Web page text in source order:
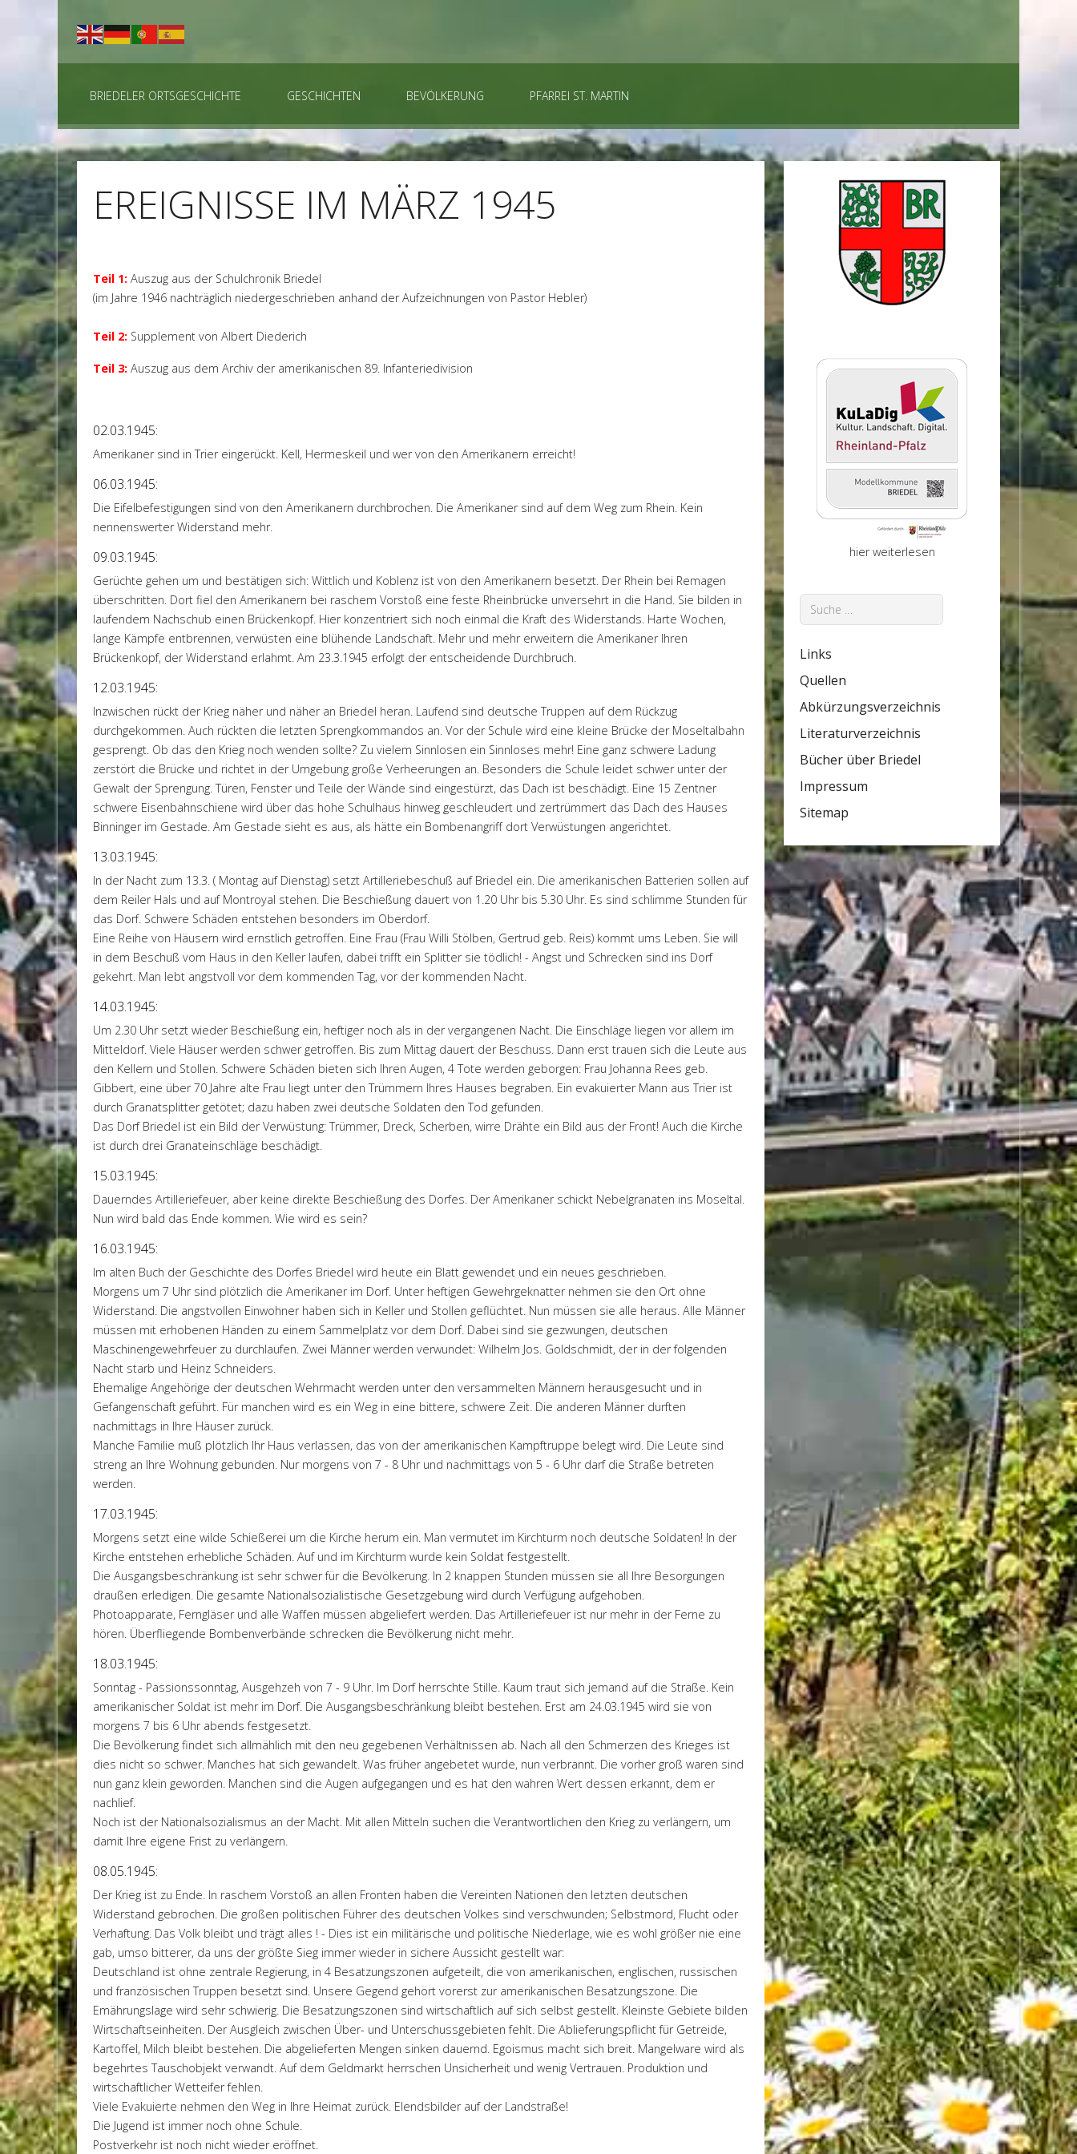
BRIEDELER ORTSGESCHICHTE GESCHICHTEN BEVÖLKERUNG PFARREI ST. MARTIN
EREIGNISSE IM MÄRZ 1945
Teil 1: Auszug aus der Schulchronik Briedel
(im Jahre 1946 nachträglich niedergeschrieben anhand der Aufzeichnungen von Pastor Hebler)
Teil 2: Supplement von Albert Diederich
Teil 3: Auszug aus dem Archiv der amerikanischen 89. Infanteriedivision
02.03.1945:
Amerikaner sind in Trier eingerückt. Kell, Hermeskeil und wer von den Amerikanern erreicht!
06.03.1945:
Die Eifelbefestigungen sind von den Amerikanern durchbrochen. Die Amerikaner sind auf dem Weg zum Rhein. Kein
nennenswerter Widerstand mehr.
09.03.1945:
Gerüchte gehen um und bestätigen sich: Wittlich und Koblenz ist von den Amerikanern besetzt. Der Rhein bei Remagen
überschritten. Dort fiel den Amerikanern bei raschem Vorstoß eine feste Rheinbrücke unversehrt in die Hand. Sie bilden in
laufendem Nachschub einen Brückenkopf. Hier konzentriert sich noch einmal die Kraft des Widerstands. Harte Wochen,
lange Kämpfe entbrennen, verwüsten eine blühende Landschaft. Mehr und mehr erweitern die Amerikaner Ihren
Brückenkopf, der Widerstand erlahmt. Am 23.3.1945 erfolgt der entscheidende Durchbruch.
12.03.1945:
Inzwischen rückt der Krieg näher und näher an Briedel heran. Laufend sind deutsche Truppen auf dem Rückzug
durchgekommen. Auch rückten die letzten Sprengkommandos an. Vor der Schule wird eine kleine Brücke der Moseltalbahn
gesprengt. Ob das den Krieg noch wenden sollte? Zu vielem Sinnlosen ein Sinnloses mehr! Eine ganz schwere Ladung
zerstört die Brücke und richtet in der Umgebung große Verheerungen an. Besonders die Schule leidet schwer unter der
Gewalt der Sprengung. Türen, Fenster und Teile der Wände sind eingestürzt, das Dach ist beschädigt. Eine 15 Zentner
schwere Eisenbahnschiene wird über das hohe Schulhaus hinweg geschleudert und zertrümmert das Dach des Hauses
Binninger im Gestade. Am Gestade sieht es aus, als hätte ein Bombenangriff dort Verwüstungen angerichtet.
13.03.1945:
In der Nacht zum 13.3. ( Montag auf Dienstag) setzt Artilleriebeschuß auf Briedel ein. Die amerikanischen Batterien sollen auf
dem Reiler Hals und auf Montroyal stehen. Die Beschießung dauert von 1.20 Uhr bis 5.30 Uhr. Es sind schlimme Stunden für
das Dorf. Schwere Schäden entstehen besonders im Oberdorf.
Eine Reihe von Häusern wird ernstlich getroffen. Eine Frau (Frau Willi Stölben, Gertrud geb. Reis) kommt ums Leben. Sie will
in dem Beschuß vom Haus in den Keller laufen, dabei trifft ein Splitter sie tödlich! - Angst und Schrecken sind ins Dorf
gekehrt. Man lebt angstvoll vor dem kommenden Tag, vor der kommenden Nacht.
14.03.1945:
Um 2.30 Uhr setzt wieder Beschießung ein, heftiger noch als in der vergangenen Nacht. Die Einschläge liegen vor allem im
Mitteldorf. Viele Häuser werden schwer getroffen. Bis zum Mittag dauert der Beschuss. Dann erst trauen sich die Leute aus
den Kellern und Stollen. Schwere Schäden bieten sich Ihren Augen, 4 Tote werden geborgen: Frau Johanna Rees geb.
Gibbert, eine über 70 Jahre alte Frau liegt unter den Trümmern Ihres Hauses begraben. Ein evakuierter Mann aus Trier ist
durch Granatsplitter getötet; dazu haben zwei deutsche Soldaten den Tod gefunden.
Das Dorf Briedel ist ein Bild der Verwüstung: Trümmer, Dreck, Scherben, wirre Drähte ein Bild aus der Front! Auch die Kirche
ist durch drei Granateinschläge beschädigt.
15.03.1945:
Dauerndes Artilleriefeuer, aber keine direkte Beschießung des Dorfes. Der Amerikaner schickt Nebelgranaten ins Moseltal.
Nun wird bald das Ende kommen. Wie wird es sein?
16.03.1945:
Im alten Buch der Geschichte des Dorfes Briedel wird heute ein Blatt gewendet und ein neues geschrieben.
Morgens um 7 Uhr sind plötzlich die Amerikaner im Dorf. Unter heftigen Gewehrgeknatter nehmen sie den Ort ohne
Widerstand. Die angstvollen Einwohner haben sich in Keller und Stollen geflüchtet. Nun müssen sie alle heraus. Alle Männer
müssen mit erhobenen Händen zu einem Sammelplatz vor dem Dorf. Dabei sind sie gezwungen, deutschen
Maschinengewehrfeuer zu durchlaufen. Zwei Männer werden verwundet: Wilhelm Jos. Goldschmidt, der in der folgenden
Nacht starb und Heinz Schneiders.
Ehemalige Angehörige der deutschen Wehrmacht werden unter den versammelten Männern herausgesucht und in
Gefangenschaft geführt. Für manchen wird es ein Weg in eine bittere, schwere Zeit. Die anderen Männer durften
nachmittags in Ihre Häuser zurück.
Manche Familie muß plötzlich Ihr Haus verlassen, das von der amerikanischen Kampftruppe belegt wird. Die Leute sind
streng an Ihre Wohnung gebunden. Nur morgens von 7 - 8 Uhr und nachmittags von 5 - 6 Uhr darf die Straße betreten
werden.
17.03.1945:
Morgens setzt eine wilde Schießerei um die Kirche herum ein. Man vermutet im Kirchturm noch deutsche Soldaten! In der
Kirche entstehen erhebliche Schäden. Auf und im Kirchturm wurde kein Soldat festgestellt.
Die Ausgangsbeschränkung ist sehr schwer für die Bevölkerung. In 2 knappen Stunden müssen sie all Ihre Besorgungen
draußen erledigen. Die gesamte Nationalsozialistische Gesetzgebung wird durch Verfügung aufgehoben.
Photoapparate, Ferngläser und alle Waffen müssen abgeliefert werden. Das Artilleriefeuer ist nur mehr in der Ferne zu
hören. Überfliegende Bombenverbände schrecken die Bevölkerung nicht mehr.
18.03.1945:
Sonntag - Passionssonntag, Ausgehzeh von 7 - 9 Uhr. Im Dorf herrschte Stille. Kaum traut sich jemand auf die Straße. Kein
amerikanischer Soldat ist mehr im Dorf. Die Ausgangsbeschränkung bleibt bestehen. Erst am 24.03.1945 wird sie von
morgens 7 bis 6 Uhr abends festgesetzt.
Die Bevölkerung findet sich allmählich mit den neu gegebenen Verhältnissen ab. Nach all den Schmerzen des Krieges ist
dies nicht so schwer. Manches hat sich gewandelt. Was früher angebetet wurde, nun verbrannt. Die vorher groß waren sind
nun ganz klein geworden. Manchen sind die Augen aufgegangen und es hat den wahren Wert dessen erkannt, dem er
nachlief.
Noch ist der Nationalsozialismus an der Macht. Mit allen Mitteln suchen die Verantwortlichen den Krieg zu verlängern, um
damit Ihre eigene Frist zu verlängern.
08.05.1945:
Der Krieg ist zu Ende. In raschem Vorstoß an allen Fronten haben die Vereinten Nationen den letzten deutschen
Widerstand gebrochen. Die großen politischen Führer des deutschen Volkes sind verschwunden; Selbstmord, Flucht oder
Verhaftung. Das Volk bleibt und trägt alles ! - Dies ist ein militärische und politische Niederlage, wie es wohl größer nie eine
gab, umso bitterer, da uns der größte Sieg immer wieder in sichere Aussicht gestellt war:
Deutschland ist ohne zentrale Regierung, in 4 Besatzungszonen aufgeteilt, die von amerikanischen, englischen, russischen
und französischen Truppen besetzt sind. Unsere Gegend gehört vorerst zur amerikanischen Besatzungszone. Die
Emährungslage wird sehr schwierig. Die Besatzungszonen sind wirtschaftlich auf sich selbst gestellt. Kleinste Gebiete bilden
Wirtschaftseinheiten. Der Ausgleich zwischen Über- und Unterschussgebieten fehlt. Die Ablieferungspflicht für Getreide,
Kartoffel, Milch bleibt bestehen. Die abgelieferten Mengen sinken dauernd. Egoismus macht sich breit. Mangelware wird als
begehrtes Tauschobjekt verwandt. Auf dem Geldmarkt herrschen Unsicherheit und wenig Vertrauen. Produktion und
wirtschaftlicher Wetteifer fehlen.
Viele Evakuierte nehmen den Weg in Ihre Heimat zurück. Elendsbilder auf der Landstraße!
Die Jugend ist immer noch ohne Schule.
Postverkehr ist noch nicht wieder eröffnet.
hier weiterlesen
Suchen
Links
Quellen
Abkürzungsverzeichnis
Literaturverzeichnis
Bücher über Briedel
Impressum
Sitemap